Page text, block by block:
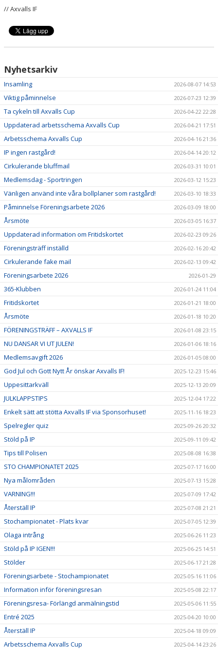
// Axvalls IF
Nyhetsarkiv
Insamling 2026-08-07 14:53
Viktig påminnelse 2026-07-23 12:39
Ta cykeln till Axvalls Cup 2026-04-22 22:28
Uppdaterad arbetsschema Axvalls Cup 2026-04-21 17:51
Arbetsschema Axvalls Cup 2026-04-16 21:36
IP ingen rastgård! 2026-04-14 20:12
Cirkulerande bluffmail 2026-03-31 10:01
Medlemsdag - Sportringen 2026-03-12 15:23
Vänligen använd inte våra bollplaner som rastgård! 2026-03-10 18:33
Påminnelse Föreningsarbete 2026 2026-03-09 18:00
Årsmöte 2026-03-05 16:37
Uppdaterad information om Fritidskortet 2026-02-23 09:26
Föreningsträff inställd 2026-02-16 20:42
Cirkulerande fake mail 2026-02-13 09:42
Föreningsarbete 2026 2026-01-29
365-Klubben 2026-01-24 11:04
Fritidskortet 2026-01-21 18:00
Årsmöte 2026-01-18 10:20
FÖRENINGSTRÄFF – AXVALLS IF 2026-01-08 23:15
NU DANSAR VI UT JULEN! 2026-01-06 18:16
Medlemsavgift 2026 2026-01-05 08:00
God Jul och Gott Nytt År önskar Axvalls IF! 2025-12-23 15:46
Uppesittarkväll 2025-12-13 20:09
JULKLAPPSTIPS 2025-12-04 17:22
Enkelt sätt att stötta Axvalls IF via Sponsorhuset! 2025-11-16 18:23
Spelregler quiz 2025-09-26 20:32
Stöld på IP 2025-09-11 09:42
Tips till Polisen 2025-08-08 16:38
STO CHAMPIONATET 2025 2025-07-17 16:00
Nya målområden 2025-07-13 15:28
VARNING!!! 2025-07-09 17:42
Återställ IP 2025-07-08 21:21
Stochampionatet - Plats kvar 2025-07-05 12:39
Olaga intrång 2025-06-26 11:23
Stöld på IP IGEN!!! 2025-06-25 14:51
Stölder 2025-06-17 21:28
Föreningsarbete - Stochampionatet 2025-05-16 11:06
Information inför föreningsresan 2025-05-08 22:17
Föreningsresa- Förlängd anmälningstid 2025-05-06 11:55
Entré 2025 2025-04-20 10:00
Återställ IP 2025-04-18 09:09
Arbetsschema Axvalls Cup 2025-04-14 23:26